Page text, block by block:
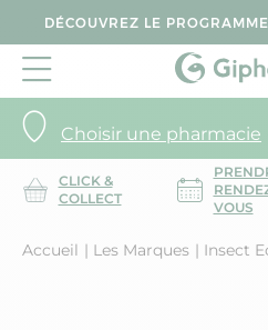
DÉCOUVREZ LE
Choisir une pharmacie
CLICK &
COLLECT
VOUS
Accueil Les Marques Insect